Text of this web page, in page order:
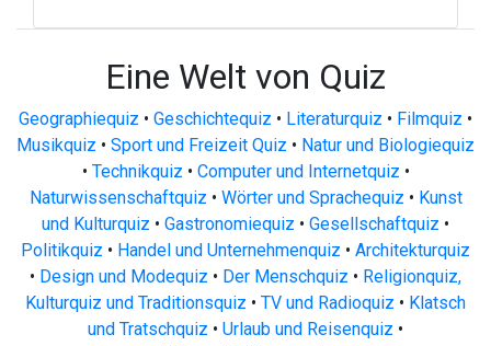
Eine Welt von Quiz
Geographiequiz • Geschichtequiz • Literaturquiz • Filmquiz •
Musikquiz • Sport und Freizeit Quiz • Natur und Biologiequiz
• Technikquiz • Computer und Internetquiz •
Naturwissenschaftquiz • Wörter und Sprachequiz • Kunst
und Kulturquiz • Gastronomiequiz • Gesellschaftquiz •
Politikquiz • Handel und Unternehmenquiz • Architekturquiz
• Design und Modequiz • Der Menschquiz • Religionquiz,
Kulturquiz und Traditionsquiz • TV und Radioquiz • Klatsch
und Tratschquiz • Urlaub und Reisenquiz •